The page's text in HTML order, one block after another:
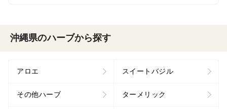
沖縄県のハーブから探す
アロエ スイートバジル
その他ハーブ ターメリック